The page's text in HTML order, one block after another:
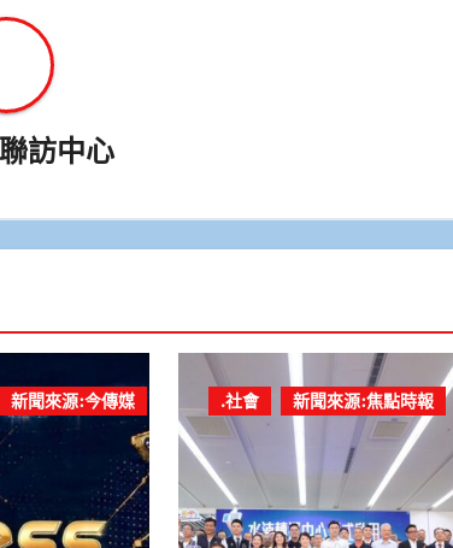
訪中心
新聞來源:今傳媒 .社會 新聞來源:焦點時報